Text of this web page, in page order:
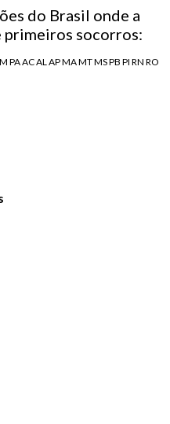
do Brasil onde a
socorros:
PAACALAPMAMTMSPB PI RN RO